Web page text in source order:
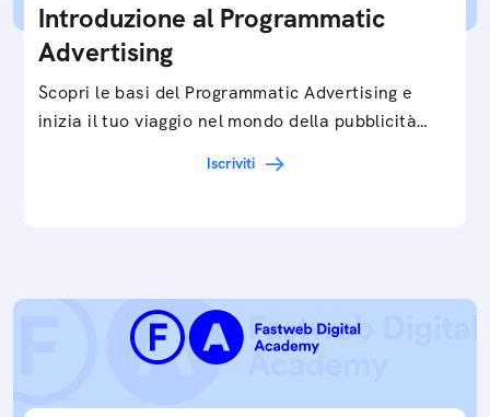
Introduzione al Programmatic
Advertising
Scopri le basi del Programmatic Advertising e
inizia il tuo viaggio nel mondo della pubblicità
Iscriviti